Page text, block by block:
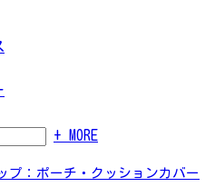
+ MORE
プ：ポーチ・クッションカバー